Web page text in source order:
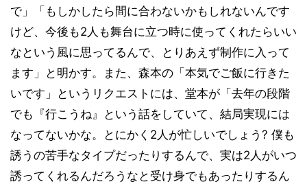
で」「もしかしたら間に合わないかもしれないんです
けど、今後も2人も舞台に立つ時に使ってくれたらいい
なという風に思ってるんで、とりあえず制作に入って
ます」と明かす。また、森本の「本気でご飯に行きた
いです」というリクエストには、堂本が「去年の段階
でも『行こうね』という話をしていて、結局実現には
なってないかな。とにかく2人が忙しいでしょう? 僕も
誘うの苦手なタイプだったりするんで、実は2人がいつ
誘ってくれるんだろうなと受け身でもあったりするん